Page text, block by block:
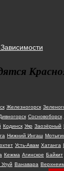
Железногорск
Сосновоборск
Кодинск Уяр Заозёрный
Нижний Ингаш
Усть-Авам Хатанга
Кежма Агинское Байкит
Ванавара